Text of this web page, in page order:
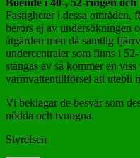
Boende i 40-, 52-ringen och
Fastigheter i dessa områden,
berörs ej av undersökningen
åtgärden men då samtlig
undercentraler som finns i
stängas av så kommer en
varmvattentillförsel att utebli
Vi beklagar de besvär som
nödda och tvungna.
Styrelsen